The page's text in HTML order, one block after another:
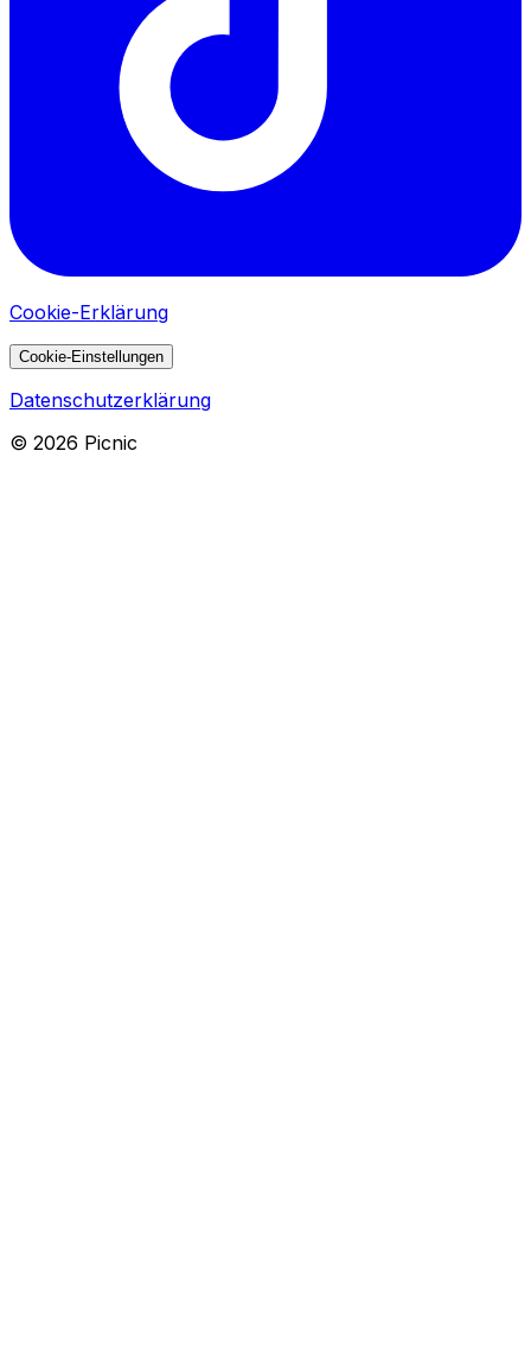
Cookie-Erklärung
Cookie-Einstellungen
Datenschutzerklärung
© 2026 Picnic